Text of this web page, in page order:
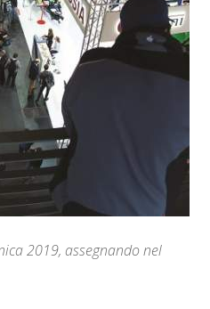
2019, assegnando nel